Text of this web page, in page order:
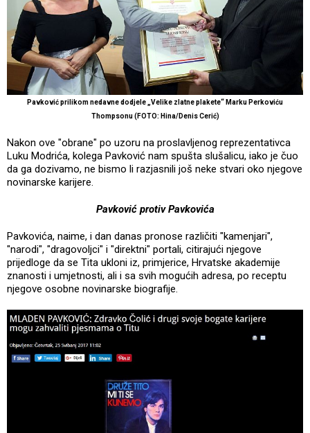
Pavković prilikom nedavne dodjele „Velike zlatne plakete“ Marku Perkoviću
Thompsonu (FOTO: Hina/Denis Cerić)
Nakon ove "obrane" po uzoru na proslavljenog reprezentativca
Luku Modrića, kolega Pavković nam spušta slušalicu, iako je čuo
da ga dozivamo, ne bismo li razjasnili još neke stvari oko njegove
novinarske karijere.
Pavković protiv Pavkovića
Pavkovića, naime, i dan danas pronose različiti "kamenjari",
"narodi", "dragovoljci" i "direktni" portali, citirajući njegove
prijedloge da se Tita ukloni iz, primjerice, Hrvatske akademije
znanosti i umjetnosti, ali i sa svih mogućih adresa, po receptu
njegove osobne novinarske biografije.